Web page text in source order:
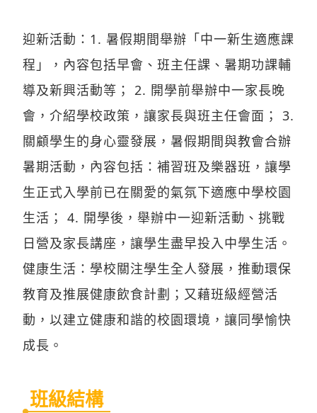
迎新活動：1. 暑假期間舉辦「中一新生適應課
程」，內容包括早會、班主任課、暑期功課輔
導及新興活動等； 2. 開學前舉辦中一家長晚
會，介紹學校政策，讓家長與班主任會面； 3.
關顧學生的身心靈發展，暑假期間與教會合辦
暑期活動，內容包括：補習班及樂器班，讓學
生正式入學前已在關愛的氣氛下適應中學校園
生活； 4. 開學後，舉辦中一迎新活動、挑戰
日營及家長講座，讓學生盡早投入中學生活。
健康生活：學校關注學生全人發展，推動環保
教育及推展健康飲食計劃；又藉班級經營活
動，以建立健康和諧的校園環境，讓同學愉快
成長。
班級結構